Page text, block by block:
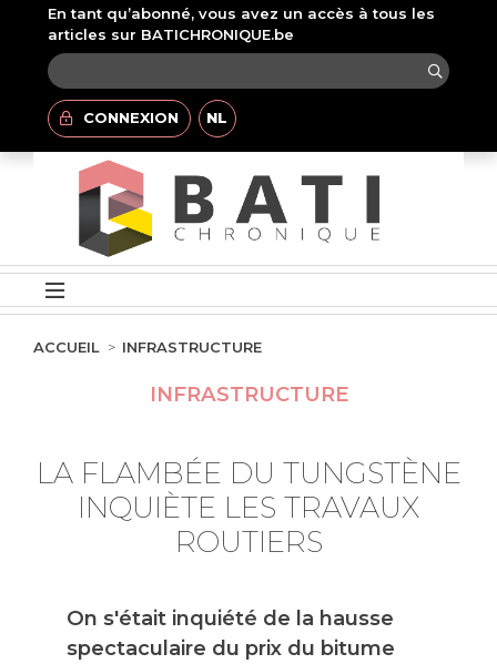
En tant qu’abonné, vous avez un accès à tous les
articles sur BATICHRONIQUE.be
CONNEXION NL
ACCUEIL INFRASTRUCTURE
INFRASTRUCTURE
LA FLAMBÉE DU TUNGSTÈNE
INQUIÈTE LES TRAVAUX
ROUTIERS
On s'était inquiété de la hausse
spectaculaire du prix du bitume